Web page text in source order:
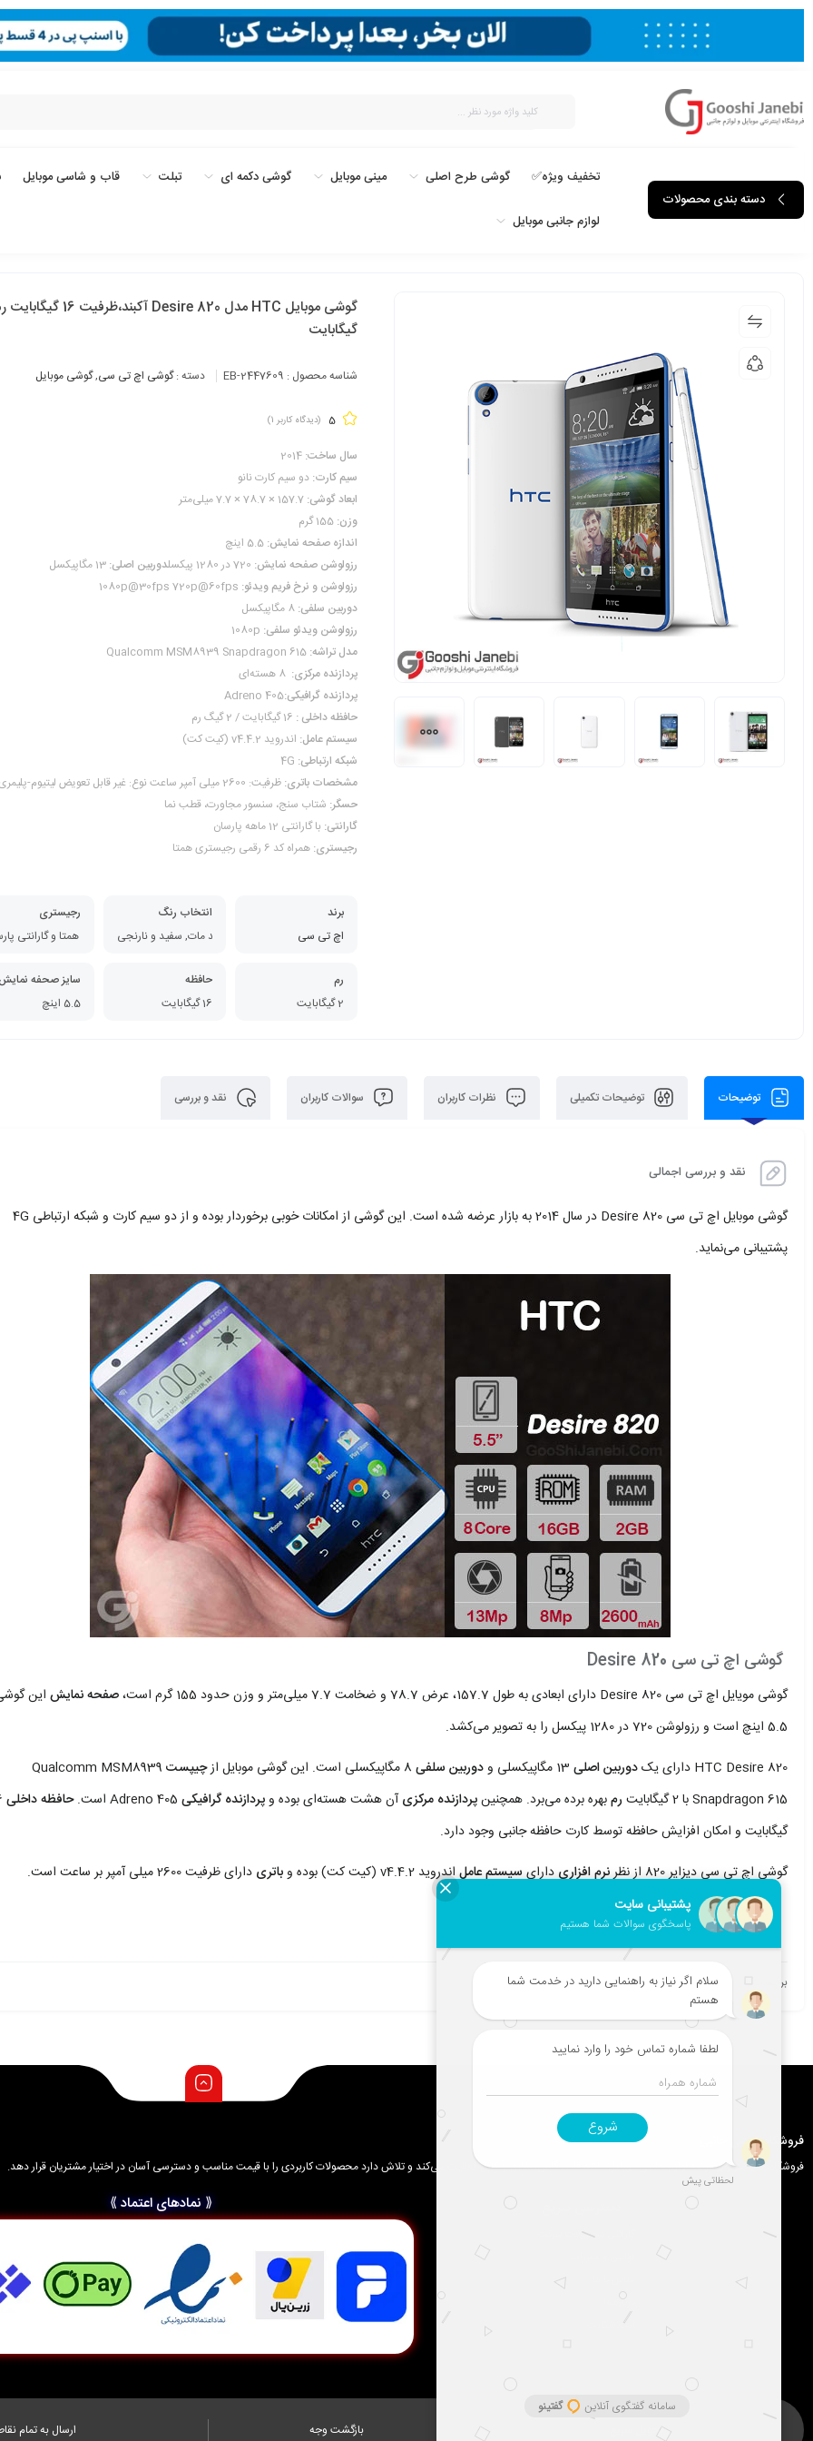
دسته بندی محصولات
تخفیف ویژه✅ گوشی طرح اصلی مینی موبایل گوشی دکمه ای تبلت قاب و شاسی موبایل
لوازم جانبی موبایل
گیگابایت
شناسه محصول : EB-2447609 دسته :گوشی اچ تی سی,گوشی موبایل
5 (دیدگاه کاربر 1
)
سال ساخت:
سیم کارت: دو سیم کارت نانو
ابعاد گوشی:
وزن:
اندازه صفحه نمایش:
رزولوشن صفحه نمایش:
دوربین اصلی:
رزولوشن و نرخ فریم ویدئو:
دوربین سلفی:
رزولوشن ویدئو سلفی:
مدل تراشه:
پردازنده مرکزی:
پردازنده گرافیکی:Adreno 405
حافظه داخلی :
سیستم عامل: اندروید v4.4.2 (کیت کت)
شبکه ارتباطی:
مشخصات باتری: ظرفیت: 2600 میلی آمپر ساعت نوع: غیر قابل تعویض لیتیوم-پلیمری
حسگر: شتاب سنج، سنسور مجاورت، قطب نما
گارانتی: با گارانتی 12 ماهه پارسان
رجیستری: همراه کد 6 رقمی رجیستری همتا
برند
اچ تی سی
انتخاب رنگ
آبی, طوسی, نارنجی, خاکستری تیره, خاکستری روشن, خاکستری و نارنجی, سفید براق, سفید مات, سفید و نارنجی
رجیستری
کد فعال سازی همتا و گارانتی
رم
2 گیگابایت
حافظه
16 گیگابایت
سایز صحفه
5.5 اینچ
توضیحات توضیحات تکمیلی نظرات کاربران سوالات کاربران نقد و بررسی
نقد و بررسی اجمالی
گوشی موبایل اچ تی سی Desire 820 در سال 2014 به بازار عرضه شده است. این گوشی از امکانات خوبی برخوردار بوده و از دو سیم کارت و شبکه ارتباطی 4G
پشتیبانی می‌نماید.
گوشی اچ تی سی Desire 820
گوشی مویایل اچ تی سی Desire 820 دارای ابعادی به طول 157.7، عرض 78.7 و ضخامت 7.7 میلی‌متر و وزن حدود 155 گرم است، صفحه نمایش این
5.5 اینچ است و رزولوشن 720 در 1280 پیکسل را به تصویر می‌کشد.
HTC Desire 820 دارای یک
دوربین اصلی دوربین سلفی چیپست Qualcomm MSM8939
Snapdragon 615 با 2 گیگابایت
رمبهره برده می‌برد. همچنینپردازنده مرکزیآن هشت هسته‌ای بوده و پردازنده گرافیکی حافظه داخلی
گیگابایت و امکان افزایش حافظه توسط کارت حافظه جانبی وجود دارد.
گوشی اچ تی سی دیزایر 820 از نظر
نرم افزاری دارایسیستم عامل اندروید v4.4.2 (کیت کت) بوده و باتری دارای ظرفیت 2600 میلی آمپر بر ساعت است.
برچسب: گوشی خارجی گوشی قدیمی
فروشگاه گوشی جانبی
فروشگاه ما با تمرکز بر عرضه لوازم جانبی موبایل مانند قاب، گلس، شارژر و کابل فعالیت می‌کند و تلاش دارد محصولات کاربردی را با قیمت مناسب و دسترسی آسان در اختیار مشتریان قرار دهد.
گارانتی محصولات شرکت
درباره ما
ثبت شکایت
⟪ نمادهای اعتماد ⟫
تحویل سریع بازگشت وجه ارسال به تمام